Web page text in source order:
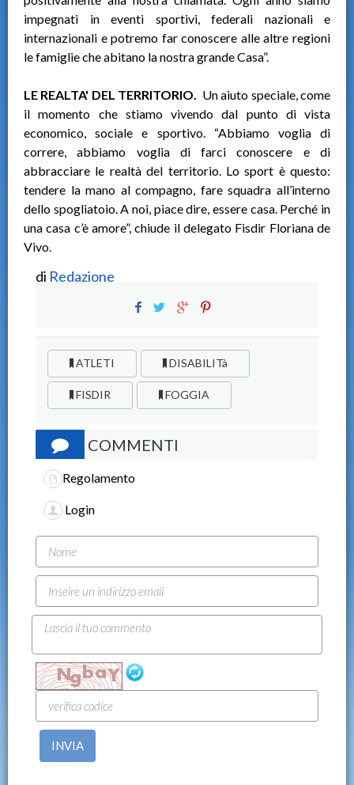
impegnati in eventi sportivi, federali nazionali e
internazionali e potremo far conoscere alle altre regioni
le famiglie che abitano la nostra grande Casa”.
LE REALTA' DEL TERRITORIO. Un aiuto speciale, come
il momento che stiamo vivendo dal punto di vista
economico, sociale e sportivo. “Abbiamo voglia di
correre, abbiamo voglia di farci conoscere e di
abbracciare le realtà del territorio. Lo sport è questo:
tendere la mano al compagno, fare squadra all’interno
dello spogliatoio. A noi, piace dire, essere casa. Perché in
una casa c’è amore”, chiude il delegato Fisdir Floriana de
Vivo.
di Redazione
ATLETI DISABILITà
FISDIR FOGGIA
COMMENTI
Regolamento
Login
INVIA